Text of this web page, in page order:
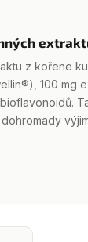
z kořene
100 mg